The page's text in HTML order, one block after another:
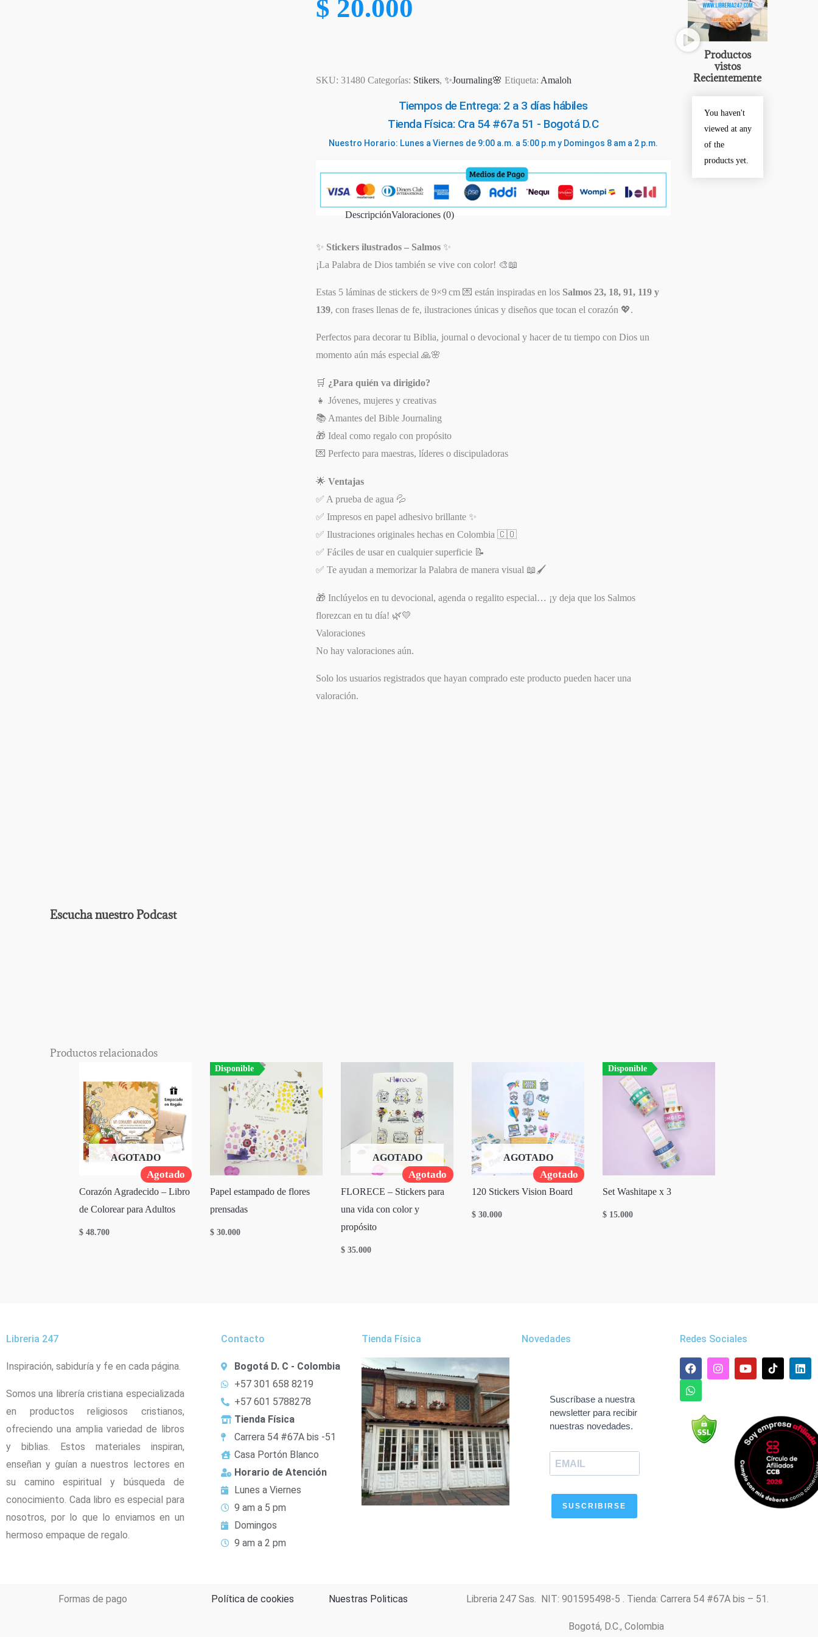
Escucha nuestro Podcast
Pódcast
$ 20.000
SKU:31480 Categorías: Stikers,✨Journaling🌸 Etiqueta: Amaloh
Tiempos de Entrega: 2 a 3 días hábiles
Tienda Física: Cra 54 #67a 51 - Bogotá D.C
Nuestro Horario: Lunes a Viernes de 9:00 a.m. a 5:00 p.m y Domingos 8 am a 2 p.m.
DescripciónValoraciones (0)
✨ Stickers ilustrados – Salmos ✨
¡La Palabra de Dios también se vive con color! 🎨📖
Estas 5 láminas de stickers de 9×9 cm 💌 están inspiradas en los Salmos 23, 18, 91, 119 y
139, con frases llenas de fe, ilustraciones únicas y diseños que tocan el corazón 💖.
Perfectos para decorar tu Biblia, journal o devocional y hacer de tu tiempo con Dios un
momento aún más especial 🙏🌸
🛒 ¿Para quién va dirigido?
👧 Jóvenes, mujeres y creativas
📚 Amantes del Bible Journaling
🎁 Ideal como regalo con propósito
💌 Perfecto para maestras, líderes o discipuladoras
🌟Ventajas
✅ A prueba de agua 💦
✅ Impresos en papel adhesivo brillante ✨
✅ Ilustraciones originales hechas en Colombia 🇨🇴
✅ Fáciles de usar en cualquier superficie 📝
✅ Te ayudan a memorizar la Palabra de manera visual 📖🖌️
🎁 Inclúyelos en tu devocional, agenda o regalito especial… ¡y deja que los Salmos
florezcan en tu día! 🌿💛
Valoraciones
No hay valoraciones aún.
Solo los usuarios registrados que hayan comprado este producto pueden hacer una
valoración.
Productos
vistos
Recientemente
You haven't
viewed at any
of the
products yet.
Productos relacionados
Agotado
AGOTADO
Corazón Agradecido – Libro
de Colorear para Adultos
$ 48.700
Disponible
Papel estampado de flores
prensadas
$ 30.000
Agotado
AGOTADO
FLORECE – Stickers para
una vida con color y
propósito
$ 35.000
Agotado
AGOTADO
120 Stickers Vision Board
$ 30.000
Disponible
Set Washitape x 3
$ 15.000
Libreria 247
Inspiración, sabiduría y fe en cada página.
Somos una librería cristiana especializada
en productos religiosos cristianos,
ofreciendo una amplia variedad de libros
y biblias. Estos materiales inspiran,
enseñan y guían a nuestros lectores en
su camino espiritual y búsqueda de
conocimiento. Cada libro es especial para
nosotros, por lo que lo enviamos en un
hermoso empaque de regalo.
Contacto
Bogotá D. C - Colombia
+57 301 658 8219
+57 601 5788278
Tienda Física
Carrera 54 #67A bis -51
Casa Portón Blanco
Horario de Atención
Lunes a Viernes
9 am a 5 pm
Domingos
9 am a 2 pm
Tienda Física Novedades
Suscríbase a nuestra
newsletter para recibir
nuestras novedades.
SUSCRIBIRSE
Redes Sociales
F
a
c
e
o
o
k
I
n
Y
o
e
L
i
d
i
n
W
h
a
t
a
p
p
Formas de pago Política de cookies Nuestras Politicas Libreria 247 Sas. NIT: 901595498-5 . Tienda: Carrera 54 #67A bis – 51.
Bogotá, D.C., Colombia